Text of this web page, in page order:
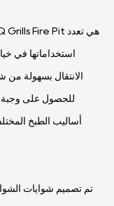
استخداماتها في
الانتقال بسهولة
للحصول على
أساليب الطبخ
تم تصميم شوايات